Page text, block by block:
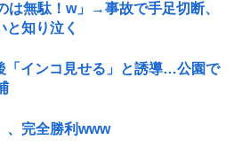
は無駄！w」→事故で手足切断、
と知り泣く
「インコ見せる」と誘導…公園で
、完全勝利www